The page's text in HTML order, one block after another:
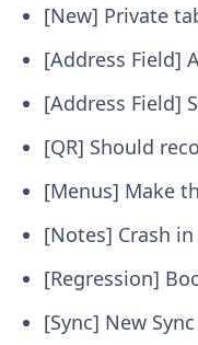
[New] Private
[Address Field]
[Address Field]
[QR] Should
[Menus] Make
[Notes] Crash
[Regression]
[Sync] New